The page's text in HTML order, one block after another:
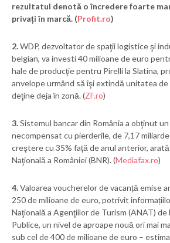
rezultatul denotă o încredere foarte
privați în marcă. (Profit.ro)
2.WDP, dezvoltator de spaţii logistice şi
belgian, va investi 40 milioane de euro
hale de producţie pentru Pirelli la Slatina,
anvelope urmând să îşi extindă unitatea
deţine deja în zonă. (ZF.ro)
3.Sistemul bancar din România a obţinut
necompensat cu pierderile, de 7,17
creştere cu 35% faţă de anul anterior,
Naţională a României (BNR). (Mediafax.ro)
4.Valoarea voucherelor de vacanță emise
250 de milioane de euro, potrivit
Naţională a Agenţiilor de Turism (ANAT)
Publice, un nivel de aproape nouă ori mai
sub cel de 400 de milioane de euro –